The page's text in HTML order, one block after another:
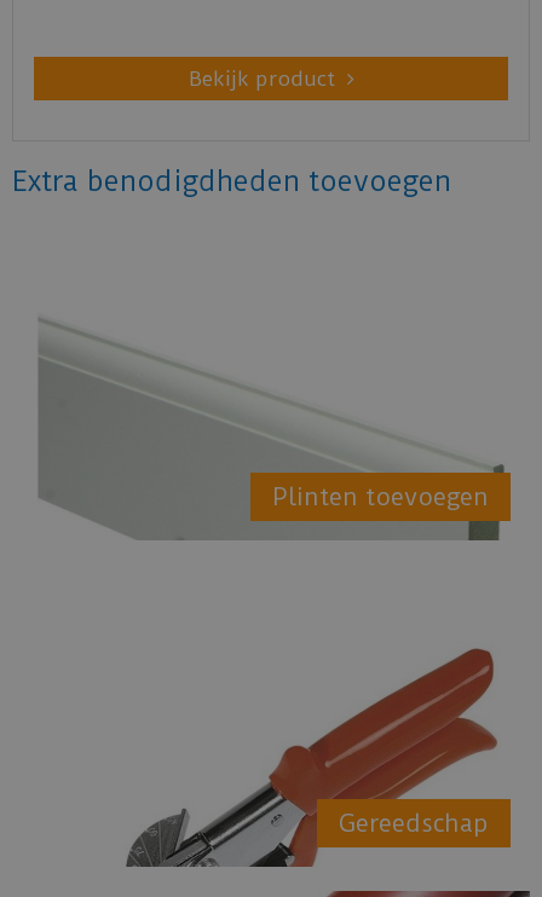
Bekijk product
Extra benodigdheden toevoegen
Plinten toevoegen
Gereedschap